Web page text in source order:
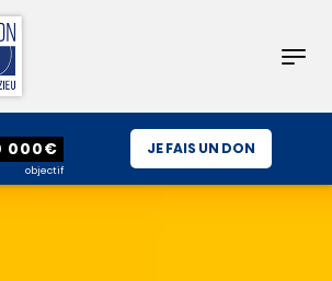
000€
objectif
JE FAIS UN DON